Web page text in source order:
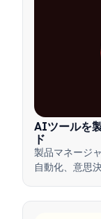
AIツールを
ド
製品マネージ
自動化、意思